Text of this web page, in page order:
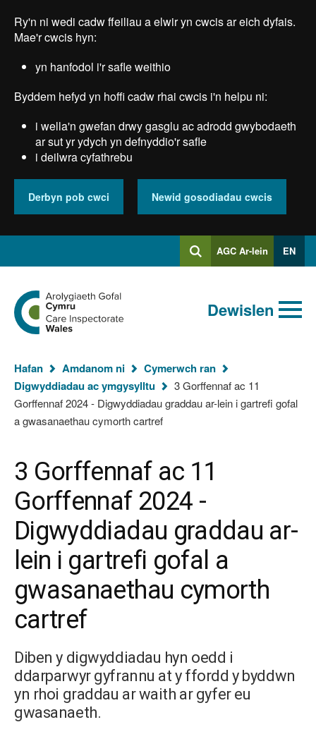
main
Ry'n ni wedi cadw ffeiliau a elwir yn cwcis ar eich dyfais.
Mae'r cwcis hyn:
yn hanfodol i'r safle weithio
Byddem hefyd yn hoffi cadw rhai cwcis i'n helpu ni:
i wella'n gwefan drwy gasglu ac adrodd gwybodaeth
ar sut yr ydych yn defnyddio'r safle
i deilwra cyfathrebu
Derbyn pob cwci Newid gosodiadau cwcis
ChwilioMewngofnodi
i
AGC Ar-lein EN
Chwiliad
allweddeiriau
cyflawn
Chwilio
Ewch
i
hafan
Arolygiaeth
Cymru
Dewislen
Rydych
chi
yma:
Hafan Amdanom ni
Cymerwch ran
Digwyddiadau ac ymgysylltu
3 Gorffennaf ac 11
Gorffennaf 2024 - Digwyddiadau graddau ar-lein i gartrefi gofal
a gwasanaethau cymorth cartref
3 Gorffennaf ac 11
Gorffennaf 2024 -
Digwyddiadau graddau ar-
lein i gartrefi gofal a
gwasanaethau cymorth
cartref
Diben y digwyddiadau hyn oedd i
ddarparwyr gyfrannu at y ffordd y byddwn
yn rhoi graddau ar waith ar gyfer eu
gwasanaeth.